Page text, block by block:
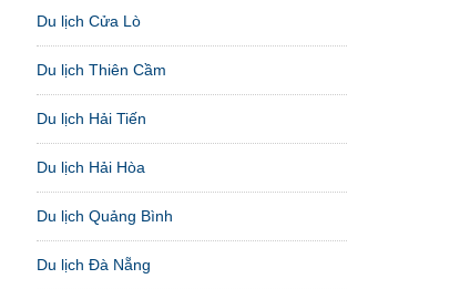
Du lịch Cửa Lò
Du lịch Thiên Cầm
Du lịch Hải Tiến
Du lịch Hải Hòa
Du lịch Quảng Bình
Du lịch Đà Nẵng